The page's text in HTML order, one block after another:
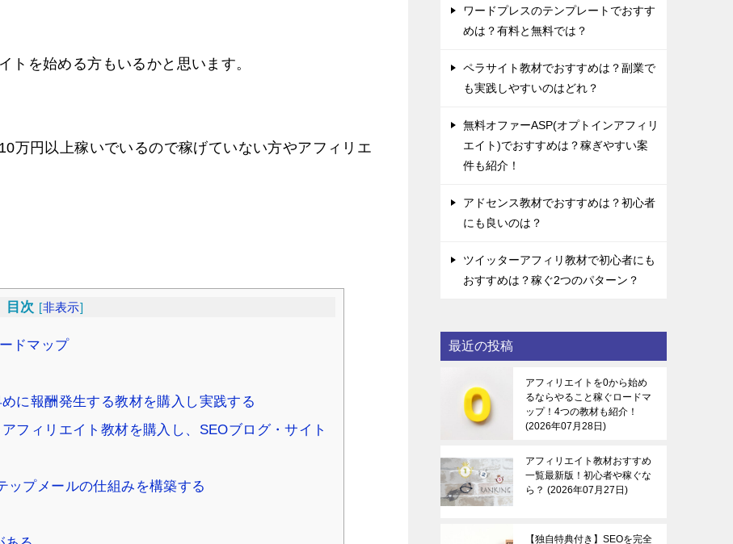
トを始める方もいるかと思います。
万円以上稼いでいるので稼げていない方やアフィリエ
目次 [非表示]
ドマップ
に報酬発生する教材を購入し実践する
フィリエイト教材を購入し、SEOブログ・サイト
ップメールの仕組みを構築する
ワードプレスのテンプレートでおすす
めは？有料と無料では？
ペラサイト教材でおすすめは？副業で
も実践しやすいのはどれ？
無料オファーASP(オプトインアフィリ
エイト)でおすすめは？稼ぎやすい案
件も紹介！
アドセンス教材でおすすめは？初心者
にも良いのは？
ツイッターアフィリ教材で初心者にも
おすすめは？稼ぐ2つのパターン？
最近の投稿
アフィリエイトを0から始め
るならやること稼ぐロードマ
ップ！4つの教材も紹介！
2026年07月28日
アフィリエイト教材おすすめ
一覧最新版！初心者や稼ぐな
ら？
2026年07月27日
【独自特典付き】SEOを完全